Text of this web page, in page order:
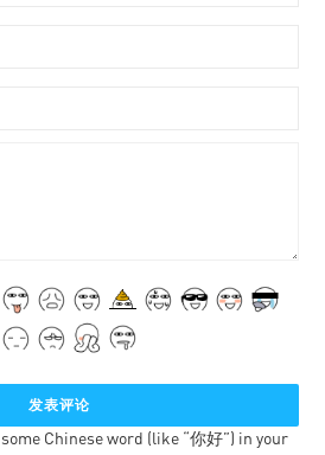
Chinese word (like “你好”) in your